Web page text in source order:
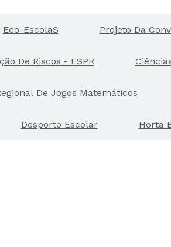
Eco-EscolaS Projeto Da
De Riscos - ESPR
De Jogos Matemáticos
Desporto Escolar